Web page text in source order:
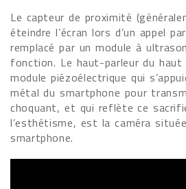
Le capteur de proximité
éteindre l’écran lors d’un appel
remplacé par un module à
fonction. Le haut-parleur du
module piézoélectrique qui
métal du smartphone pour
choquant, et qui reflète ce
l’esthétisme, est la caméra
smartphone.